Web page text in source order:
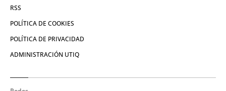
RSS
POLÍTICA DE COOKIES
POLÍTICA DE PRIVACIDAD
ADMINISTRACIÓN UTIQ